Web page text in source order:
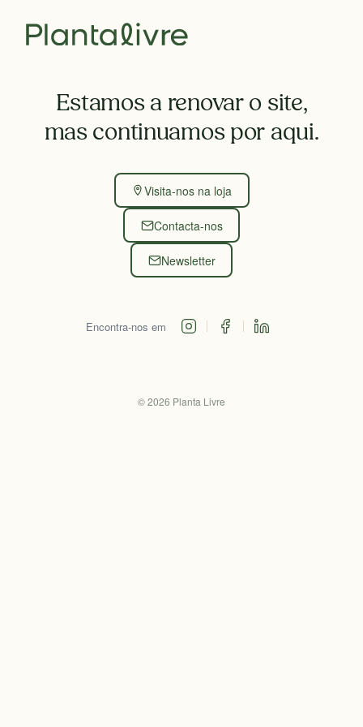
Estamos a renovar o site,
mas continuamos por aqui.
Visita-nos na loja
Contacta-nos
Newsletter
Encontra-nos em
©2026 Planta Livre